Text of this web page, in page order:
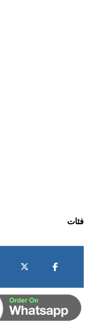
فئات